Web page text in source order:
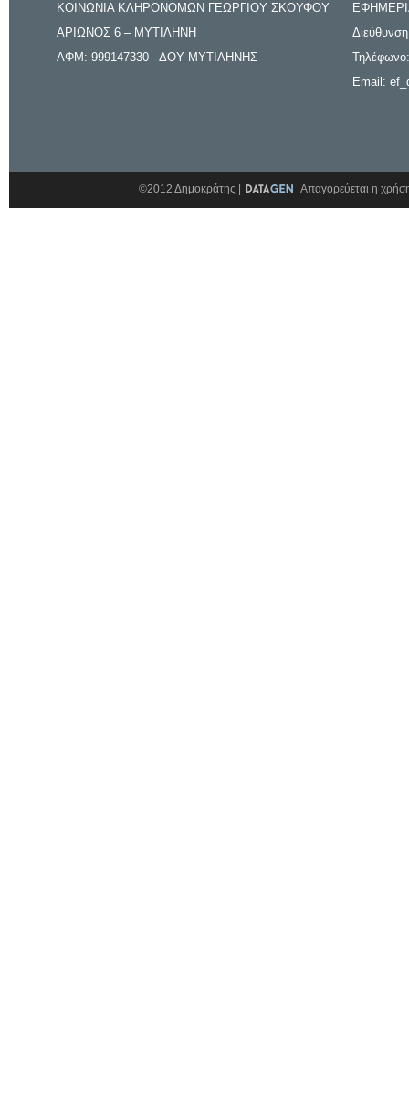
ΚΟΙΝΩΝΙΑ ΚΛΗΡΟΝΟΜΩΝ ΓΕΩΡΓΙΟΥ ΣΚΟΥΦΟΥ
ΑΡΙΩΝΟΣ 6 – ΜΥΤΙΛΗΝΗ
ΑΦΜ: 999147330 - ΔΟΥ ΜΥΤΙΛΗΝΗΣ
Email:
©2012 Δημοκράτης | Απαγορεύεται η